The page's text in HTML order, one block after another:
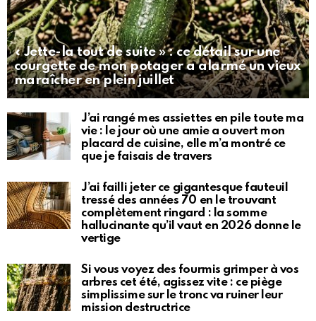
« Jette-la tout de suite » : ce détail sur une
courgette de mon potager a alarmé un vieux
maraîcher en plein juillet
J’ai rangé mes assiettes en pile toute ma
vie : le jour où une amie a ouvert mon
placard de cuisine, elle m’a montré ce
que je faisais de travers
J’ai failli jeter ce gigantesque fauteuil
tressé des années 70 en le trouvant
complètement ringard : la somme
hallucinante qu’il vaut en 2026 donne le
vertige
Si vous voyez des fourmis grimper à vos
arbres cet été, agissez vite : ce piège
simplissime sur le tronc va ruiner leur
mission destructrice